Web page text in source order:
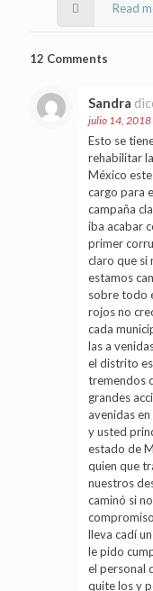
Read
12 Comments
Sandra
julio 14, 2018
Esto se
rehabilitar
México
cargo para
campaña
iba acabar
primer
claro que si
estamos
sobre todo
rojos no
cada
las a
el distrito
tremendos
grandes
avenidas
y usted
estado de
quien que
nuestros
caminó si
lleva cadí
le pido
el personal
quite los y